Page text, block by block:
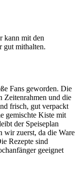
kann mit den
gut mithalten.
Fans geworden. Die
Zeitenrahmen und die
frisch, gut verpackt
gemischte Kiste mit
der Speiseplan
wir zuerst, da die Ware
Rezepte sind
geeignet